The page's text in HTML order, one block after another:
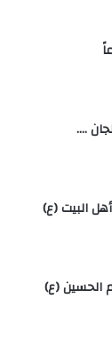
….
البيت (ع)
الحسين (ع)